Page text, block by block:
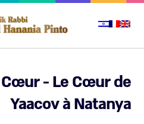
Cœur - Le Cœur de
Yaacov à Natanya